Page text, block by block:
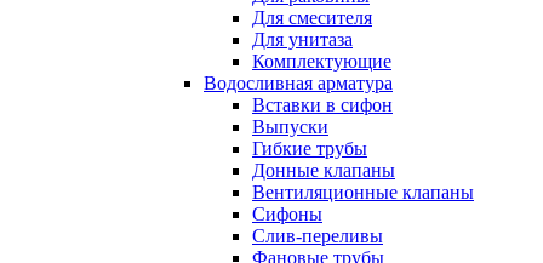
Для смесителя
Для унитаза
Комплектующие
Водосливная арматура
Вставки в сифон
Выпуски
Гибкие трубы
Донные клапаны
Вентиляционные клапаны
Сифоны
Слив-переливы
Фановые трубы